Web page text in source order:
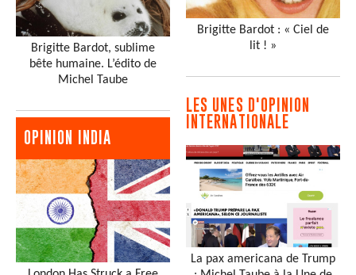
Brigitte Bardot, sublime
bête humaine. L’édito de
Michel Taube
OPINION INDIA
Brigitte Bardot : « Ciel de
lit ! »
LES UNES D'OPINION
INTERNATIONALE
La pax americana de Trump